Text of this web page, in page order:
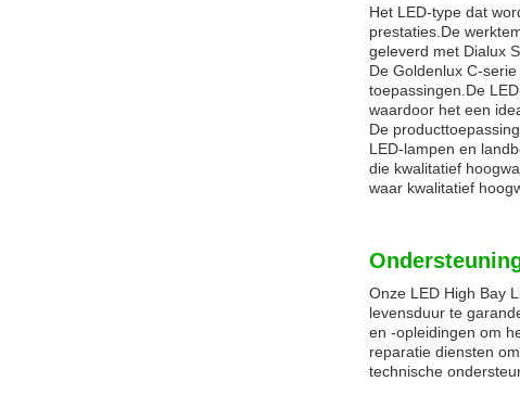
Het LED-type dat
prestaties.De
geleverd met Dialux
De Goldenlux C-
toepassingen.De
waardoor het een
De
LED-lampen en
die kwalitatief
waar kwalitatief
Onze LED High Bay
levensduur te
en -opleidingen om
reparatie diensten
technische